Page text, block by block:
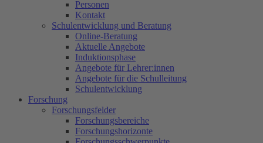
Personen
Kontakt
Schulentwicklung und Beratung
Online-Beratung
Aktuelle Angebote
Induktionsphase
Angebote für Lehrer:innen
Angebote für die Schulleitung
Schulentwicklung
Forschung
Forschungsfelder
Forschungsbereiche
Forschungshorizonte